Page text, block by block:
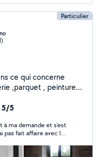
Particulier
ce qui concerne
,parquet , peinture
est toujours soigné.
5/5
à ma demande et s'est
pas fait affaire avec lui